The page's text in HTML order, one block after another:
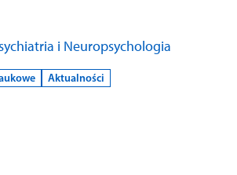
i Neuropsychologia
Aktualności